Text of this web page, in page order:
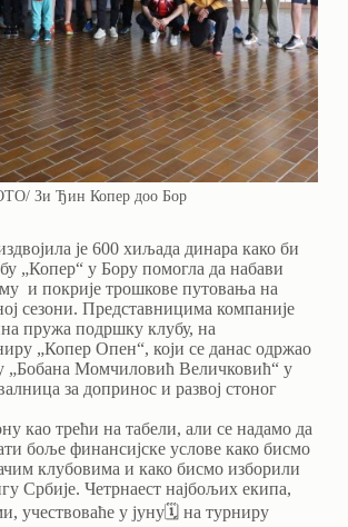
Зи Ђин Копер доо Бор
је 600 хиљада динара како би
„Копер“ у Бору помогла да набави
и покрије трошкове путовања на
сезони. Представницима компаније
пружа подршку клубу, на
„Копер Опен“, који се данас одржао
„Бобана Момчиловић Величковић“ у
за допринос и развој стоног
као трећи на табели, али се надамо да
боље финансијске услове како бисмо
клубовима и како бисмо изборили
Србије. Четрнаест најбољих екипа,
учествоваће у јуну🗓 на турниру